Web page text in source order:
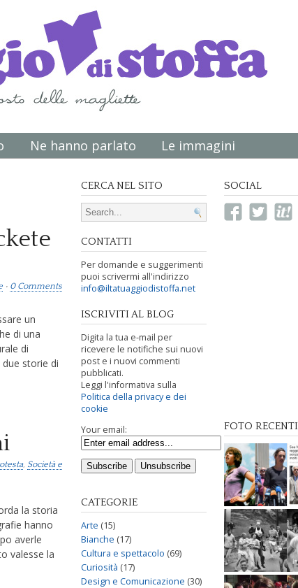
Ne hanno parlato Le immagini
• 0 Comments
un
di una
di
due storie di
, Società e
la storia
hanno
averle
valesse la
CERCA NEL SITO
Search for:
CONTATTI
Per domande e suggerimenti
puoi scrivermi all'indirizzo
info@iltatuaggiodistoffa.net
ISCRIVITI AL BLOG
Digita la tua e-mail per
ricevere le notifiche sui nuovi
post e i nuovi commenti
pubblicati.
Leggi l'informativa sulla
Politica della privacy e dei
cookie
Your email:
CATEGORIE
Arte (15)
Bianche (17)
Cultura e spettacolo (69)
Curiosità (17)
Design e Comunicazione (30)
SOCIAL
FOTO RECENTI